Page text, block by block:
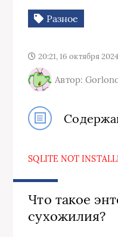
Разное
20:21, 16 октября 2024
Автор:
SQLITE NOT
Что такое
сухожилия?